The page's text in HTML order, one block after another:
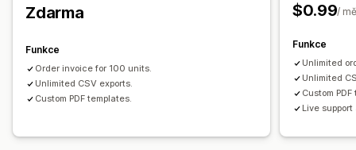
Hromadné stahování
Zdarma
Funkce
Order invoice for 100 units.
Unlimited CSV exports.
Custom PDF templates.
$0.99/
Funkce
Unlimited
Unlimited
Custom
Live